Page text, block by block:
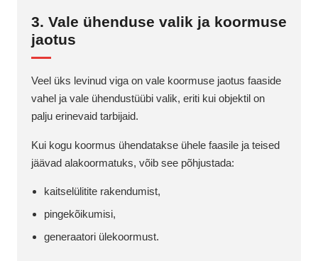
3. Vale ühenduse valik ja koormuse
jaotus
Veel üks levinud viga on vale koormuse jaotus faaside
vahel ja vale ühendustüübi valik, eriti kui objektil on
palju erinevaid tarbijaid.
Kui kogu koormus ühendatakse ühele faasile ja teised
jäävad alakoormatuks, võib see põhjustada:
kaitselülitite rakendumist,
pingekõikumisi,
generaatori ülekoormust.